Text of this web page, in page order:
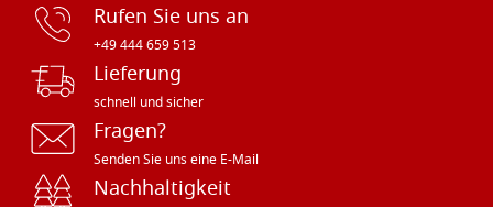
Rufen Sie uns an
+49 444 659 513
Lieferung
schnell und sicher
Fragen?
Senden Sie uns eine E-Mail
Nachhaltigkeit